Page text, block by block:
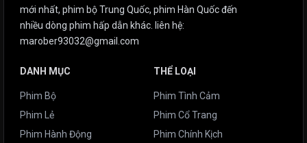
mới nhất, phim bộ Trung Quốc, phim Hàn Quốc đến
nhiều dòng phim hấp dẫn khác. liên hệ:
marober93032@gmail.com
DANH MỤC
Phim Bộ
Phim Lẻ
Phim Hành Động
THỂ LOẠI
Phim Tình Cảm
Phim Cổ Trang
Phim Chính Kịch